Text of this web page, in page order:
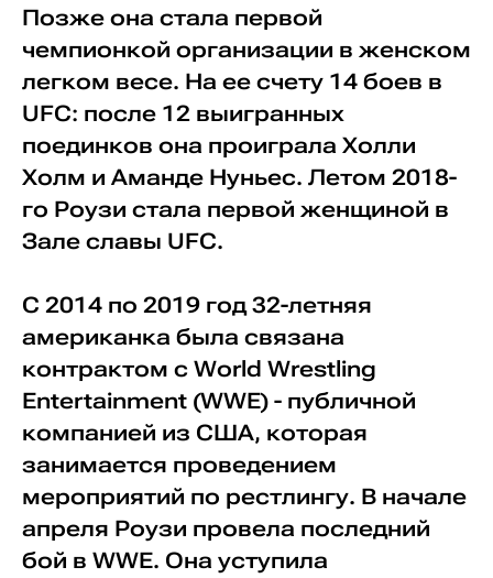
Позже она стала первой
чемпионкой организации в женском
легком весе. На ее счету 14 боев в
UFC: после 12 выигранных
поединков она проиграла Холли
Холм и Аманде Нуньес. Летом 2018-
го Роузи стала первой женщиной в
Зале славы UFC.
С 2014 по 2019 год 32-летняя
американка была связана
контрактом с World Wrestling
Entertainment (WWE) - публичной
компанией из США, которая
занимается проведением
мероприятий по рестлингу. В начале
апреля Роузи провела последний
бой в WWE. Она уступила